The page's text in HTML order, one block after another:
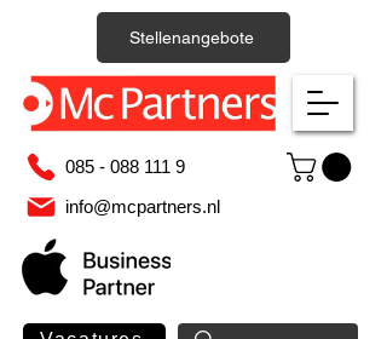
085 - 088 111 9
info@mcpartners.nl
Stellenangebote